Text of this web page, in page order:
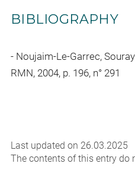
BIBLIOGRAPHY
Noujaim-Le-Garrec,
RMN, 2004, p. 196, n° 291
Last updated on 26.03.2025
The contents of this entry do